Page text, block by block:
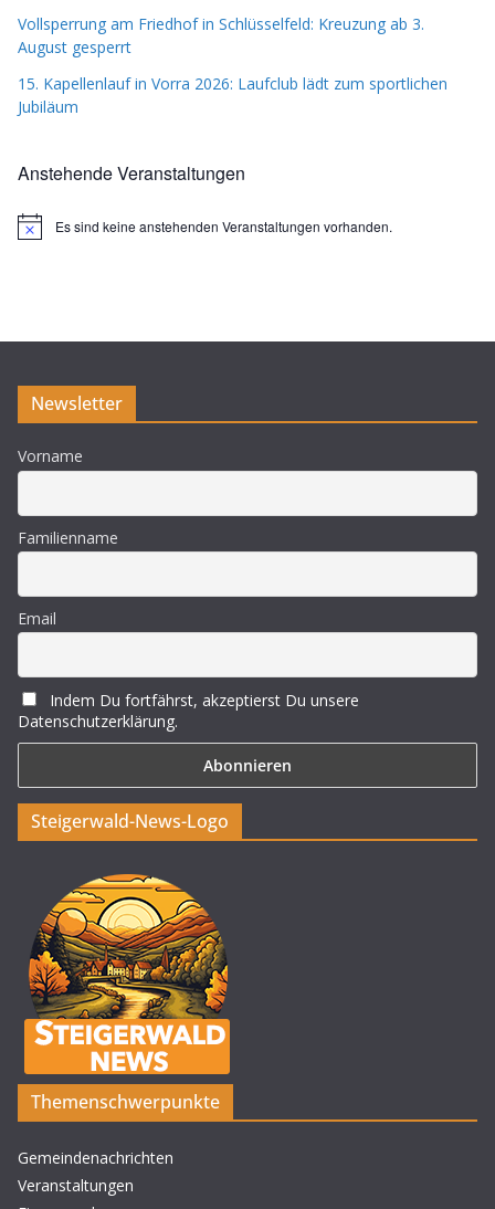
Vollsperrung am Friedhof in Schlüsselfeld: Kreuzung ab 3.
August gesperrt
15. Kapellenlauf in Vorra 2026: Laufclub lädt zum sportlichen
Jubiläum
Anstehende Veranstaltungen
H
s
Es sind keine anstehenden Veranstaltungen vorhanden.
Newsletter
Vorname
Familienname
Email
Indem Du fortfährst, akzeptierst Du unsere
Datenschutzerklärung.
Steigerwald-News-Logo
Themenschwerpunkte
Gemeindenachrichten
Veranstaltungen